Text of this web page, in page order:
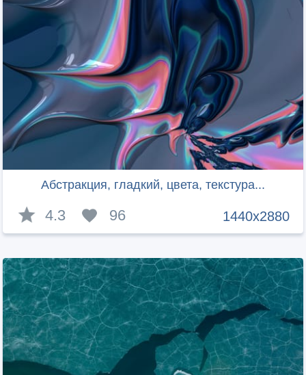
Абстракция, гладкий, цвета, текстура...
1440x2880
4.3 96